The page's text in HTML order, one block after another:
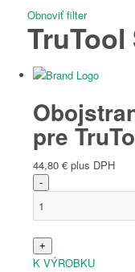
Taliančina
Slovenčina
Obnoviť filter
TruTool
pre
44,80 € plus DPH
K VÝROBKU